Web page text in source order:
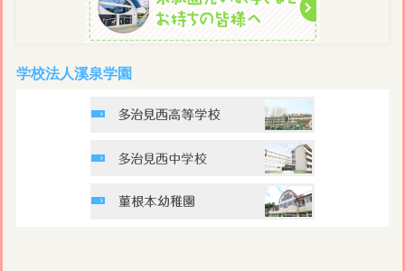
学校法人溪泉学園